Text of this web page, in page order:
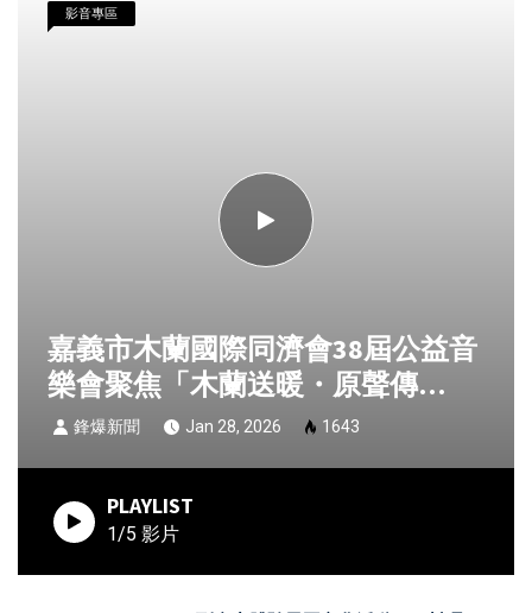
影音專區
嘉義市木蘭國際同濟會38屆公益音
樂會聚焦「木蘭送暖・原聲傳
愛」 推動弱勢學童冬季制服募集
鋒爆新聞 Jan 28, 2026 1643
PLAYLIST
1/5 影片